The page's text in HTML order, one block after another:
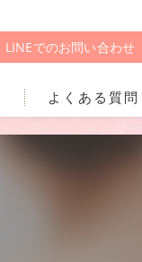
LINEでのお問い合わせ
よくある質問